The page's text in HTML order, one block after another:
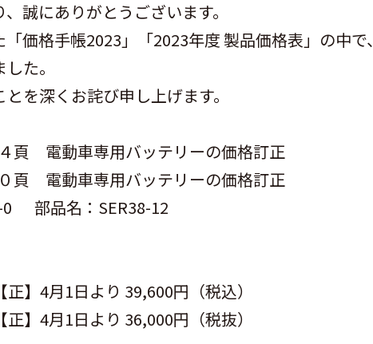
誠にありがとうございます。
価格手帳2023」「2023年度 製品価格表」の中で、
た。
を深くお詫び申し上げます。
動車専用バッテリーの価格訂正
頁 電動車専用バッテリーの価格訂正
0 部品名：SER38-12
】4月1日より 39,600円（税込）
】4月1日より 36,000円（税抜）